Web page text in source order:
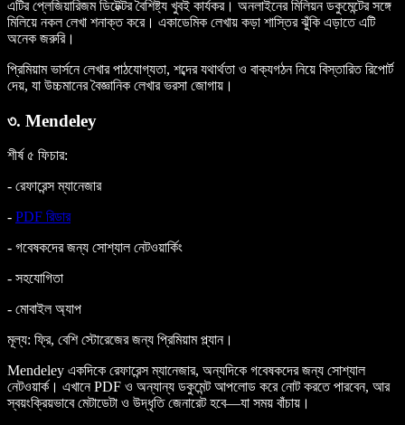
এটির প্লেজিয়ারিজম ডিটেক্টর বৈশিষ্ট্য খুবই কার্যকর। অনলাইনের মিলিয়ন ডকুমেন্টের সঙ্গে
মিলিয়ে নকল লেখা শনাক্ত করে। একাডেমিক লেখায় কড়া শাস্তির ঝুঁকি এড়াতে এটি
অনেক জরুরি।
প্রিমিয়াম ভার্সনে লেখার পাঠযোগ্যতা, শব্দের যথার্থতা ও বাক্যগঠন নিয়ে বিস্তারিত রিপোর্ট
দেয়, যা উচ্চমানের বৈজ্ঞানিক লেখার ভরসা জোগায়।
৩. Mendeley
শীর্ষ ৫ ফিচার:
- রেফারেন্স ম্যানেজার
- PDF রিডার
- গবেষকদের জন্য সোশ্যাল নেটওয়ার্কিং
- সহযোগিতা
- মোবাইল অ্যাপ
মূল্য: ফ্রি, বেশি স্টোরেজের জন্য প্রিমিয়াম প্ল্যান।
Mendeley একদিকে রেফারেন্স ম্যানেজার, অন্যদিকে গবেষকদের জন্য সোশ্যাল
নেটওয়ার্ক। এখানে PDF ও অন্যান্য ডকুমেন্ট আপলোড করে নোট করতে পারবেন, আর
স্বয়ংক্রিয়ভাবে মেটাডেটা ও উদ্ধৃতি জেনারেট হবে—যা সময় বাঁচায়।